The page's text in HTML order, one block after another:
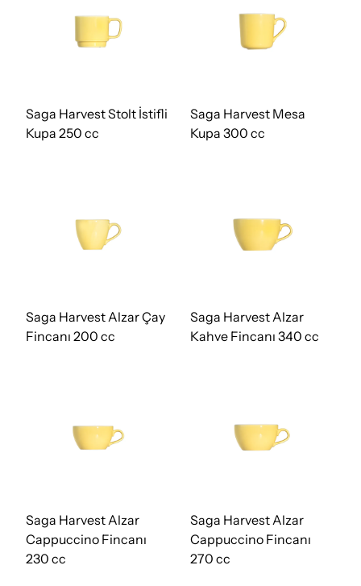
Saga Harvest Stolt İstifli
Kupa 250 cc
Saga Harvest Mesa
Kupa 300 cc
Saga Harvest Alzar Çay
Fincanı 200 cc
Saga Harvest Alzar
Kahve Fincanı 340 cc
Saga Harvest Alzar
Cappuccino Fincanı
230 cc
Saga Harvest Alzar
Cappuccino Fincanı
270 cc